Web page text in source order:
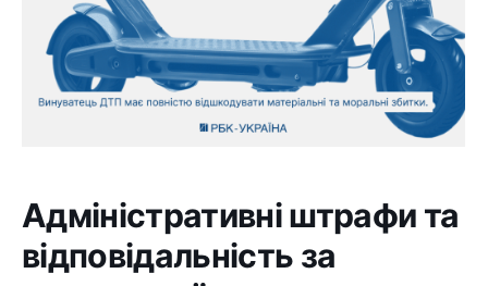
Адміністративні штрафи та
відповідальність за